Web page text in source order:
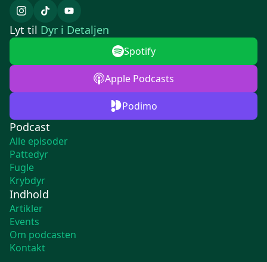
Podcast
Alle episoder
Pattedyr
Fugle
Krybdyr
Indhold
Artikler
Events
Om podcasten
Kontakt
Lyt til Dyr i Detaljen
Spotify
Apple Podcasts
Podimo